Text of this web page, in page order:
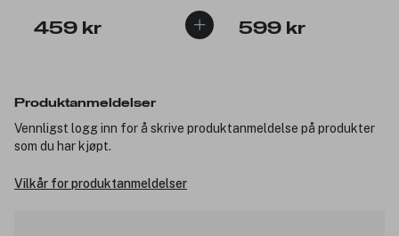
459 kr 599 kr
Produktanmeldelser
Vennligst logg inn for å skrive produktanmeldelse på produkter
som du har kjøpt.
Vilkår for produktanmeldelser